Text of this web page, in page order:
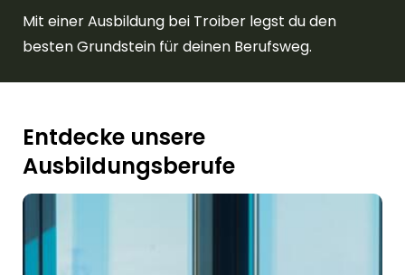
Mit einer Ausbildung bei Troiber legst du den
besten Grundstein für deinen Berufsweg.
Entdecke unsere
Ausbildungsberufe